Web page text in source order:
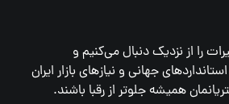
را از نزدیک دنبال می‌کنیم و
جهانی و نیازهای بازار ایران
همیشه جلوتر از رقبا باشند.